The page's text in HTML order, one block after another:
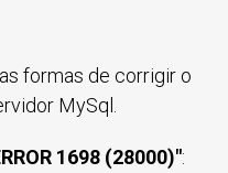
formas de corrigir o
MySql.
1698 (28000)":